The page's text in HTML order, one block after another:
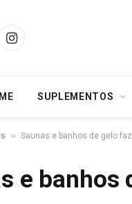
Instagram
SUPLEMENTOS
» Saunas e banhos de gelo
e banhos